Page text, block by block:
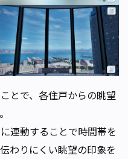
とで、各住戸からの眺望
連動することで時間帯を
わりにくい眺望の印象を